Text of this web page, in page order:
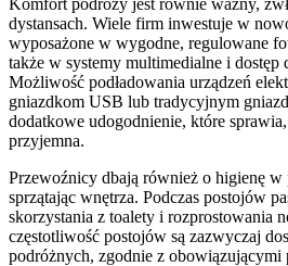
dystansach. Wiele firm inwestuje w
wyposażone w wygodne, regulowane
także w systemy multimedialne i dostęp
Możliwość podładowania urządzeń
gniazdkom USB lub tradycyjnym
dodatkowe udogodnienie, które
przyjemna.
Przewoźnicy dbają również o higienę w
sprzątając wnętrza. Podczas postojów
skorzystania z toalety i rozprostowania
częstotliwość postojów są zazwyczaj
podróżnych, zgodnie z obowiązującymi